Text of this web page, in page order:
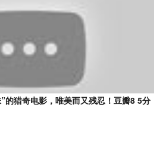
”的猎奇电影，唯美而又残忍！豆瓣8 5分